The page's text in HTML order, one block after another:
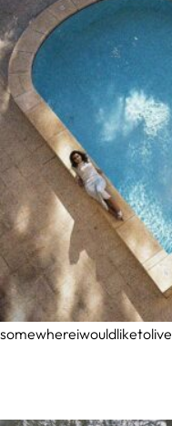
somewhereiwouldliketolive